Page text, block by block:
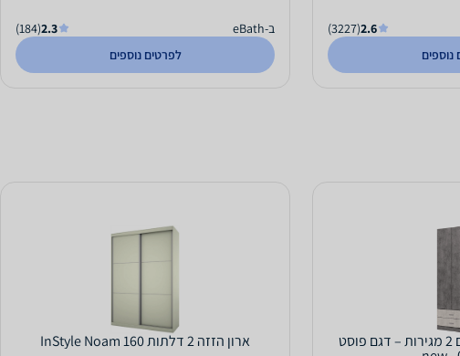
2.6
(3227)
נוספים
ב-eBath 2.3
(184)
לפרטים נוספים
ארון 2 דלתות 5 חללים 2 מגירות – דגם פוסט ארון הזזה 2 דלתות InStyle Noam 160